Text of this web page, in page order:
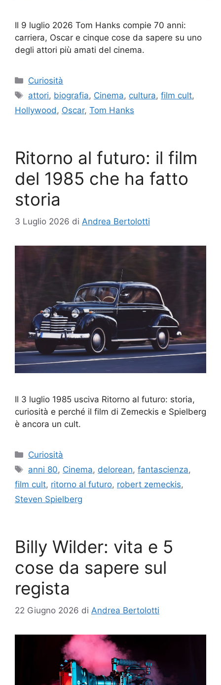
Il 9 luglio 2026 Tom Hanks compie 70 anni:
carriera, Oscar e cinque cose da sapere su uno
degli attori più amati del cinema.
Categorie
Curiosità
Tag
attori, biografia, Cinema, cultura,film cult,
Hollywood, Oscar, Tom Hanks
Ritorno al futuro: il film
del 1985 che ha fatto
storia
3 Luglio 2026 di Andrea Bertolotti
Il 3 luglio 1985 usciva Ritorno al futuro: storia,
curiosità e perché il film di Zemeckis e Spielberg
è ancora un cult.
Categorie
Curiosità
Tag
anni 80, Cinema, delorean,fantascienza,
film cult, ritorno al futuro, robert zemeckis,
Steven Spielberg
Billy Wilder: vita e 5
cose da sapere sul
regista
22 Giugno 2026 di Andrea Bertolotti